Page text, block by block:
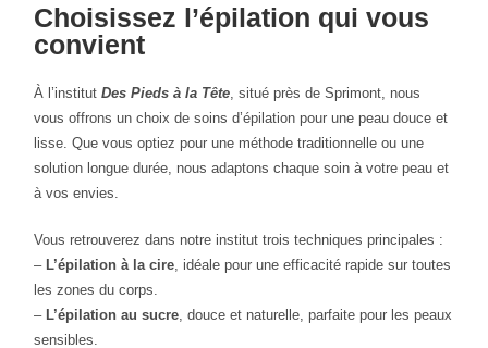
Choisissez l’épilation qui vous
convient
À l’institutDes Pieds à la Tête , situé près de Sprimont, nous
vous offrons un choix de soins d’épilation pour une peau douce et
lisse. Que vous optiez pour une méthode traditionnelle ou une
solution longue durée, nous adaptons chaque soin à votre peau et
à vos envies.
Vous retrouverez dans notre institut trois techniques principales :
– L’épilation à la cire , idéale pour une efficacité rapide sur toutes
les zones du corps.
– L’épilation au sucre , douce et naturelle, parfaite pour les peaux
sensibles.